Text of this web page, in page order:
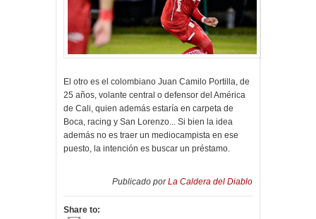
El otro es el colombiano Juan Camilo Portilla, de
25 años, volante central o defensor del América
de Cali, quien además estaría en carpeta de
Boca, racing y San Lorenzo... Si bien la idea
además no es traer un mediocampista en ese
puesto, la intención es buscar un préstamo.
Publicado porLa Caldera del Diablo
Share to: